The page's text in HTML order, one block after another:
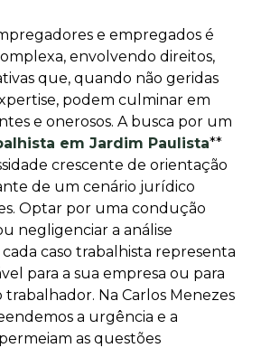
e empregados é
envolvendo direitos,
que, quando não geridas
podem culminar em
e onerosos. A busca por um
em Jardim Paulista**
crescente de orientação
de um cenário jurídico
Optar por uma condução
negligenciar a análise
caso trabalhista representa
para a sua empresa ou para
trabalhador. Na Carlos Menezes
a urgência e a
as questões